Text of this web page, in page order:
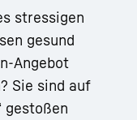
stressigen
gesund
Angebot
Sie sind auf
gestoßen